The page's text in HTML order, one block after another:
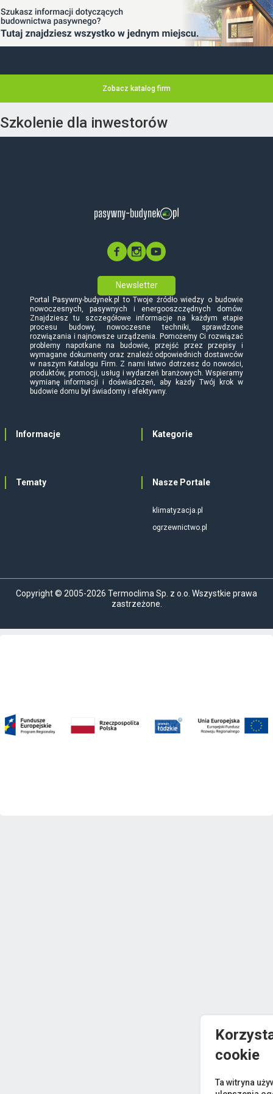
Zobacz katalog firm
Szkolenie dla inwestorów
Newsletter
Portal Pasywny-budynek.pl to Twoje źródło wiedzy o budowie
nowoczesnych, pasywnych i energooszczędnych domów.
Znajdziesz tu szczegółowe informacje na każdym etapie
procesu budowy, nowoczesne techniki, sprawdzone
rozwiązania i najnowsze urządzenia. Pomożemy Ci rozwiązać
problemy napotkane na budowie, przejść przez przepisy i
wymagane dokumenty oraz znaleźć odpowiednich dostawców
w naszym Katalogu Firm. Z nami łatwo dotrzesz do nowości,
produktów, promocji, usług i wydarzeń branżowych. Wspieramy
wymianę informacji i doświadczeń, aby każdy Twój krok w
budowie domu był świadomy i efektywny.
Informacje Kategorie
Tematy Nasze Portale
klimatyzacja.pl
ogrzewnictwo.pl
Copyright © 2005-2026 Termoclima Sp. z o.o. Wszystkie prawa
zastrzeżone.
cookie
Ta witryna